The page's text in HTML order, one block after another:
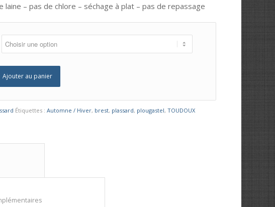
laine – pas de chlore – séchage à plat – pas de repassage
Ajouter au panier
Étiquettes :Automne / Hiver, brest, plassard, plougastel,TOUDOUX